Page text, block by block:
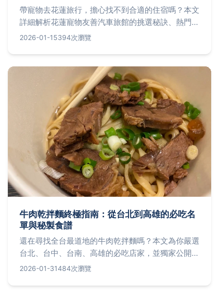
帶寵物去花蓮旅行，擔心找不到合適的住宿嗎？本文
詳細解析花蓮寵物友善汽車旅館的挑選秘訣、熱門推
薦、入住注意事項，並解答常見問題，幫助您規劃完
您和寵物的旅行無憂。
2026-01-15394次瀏覽
牛肉乾拌麵終極指南：從台北到高雄的必吃名
單與秘製食譜
還在尋找全台最道地的牛肉乾拌麵嗎？本文為你嚴選
台北、台中、台南、高雄的必吃店家，並獨家公開自
製秘方，讓你從此愛上這碗濃郁香辣的台灣美食。
2026-01-31484次瀏覽